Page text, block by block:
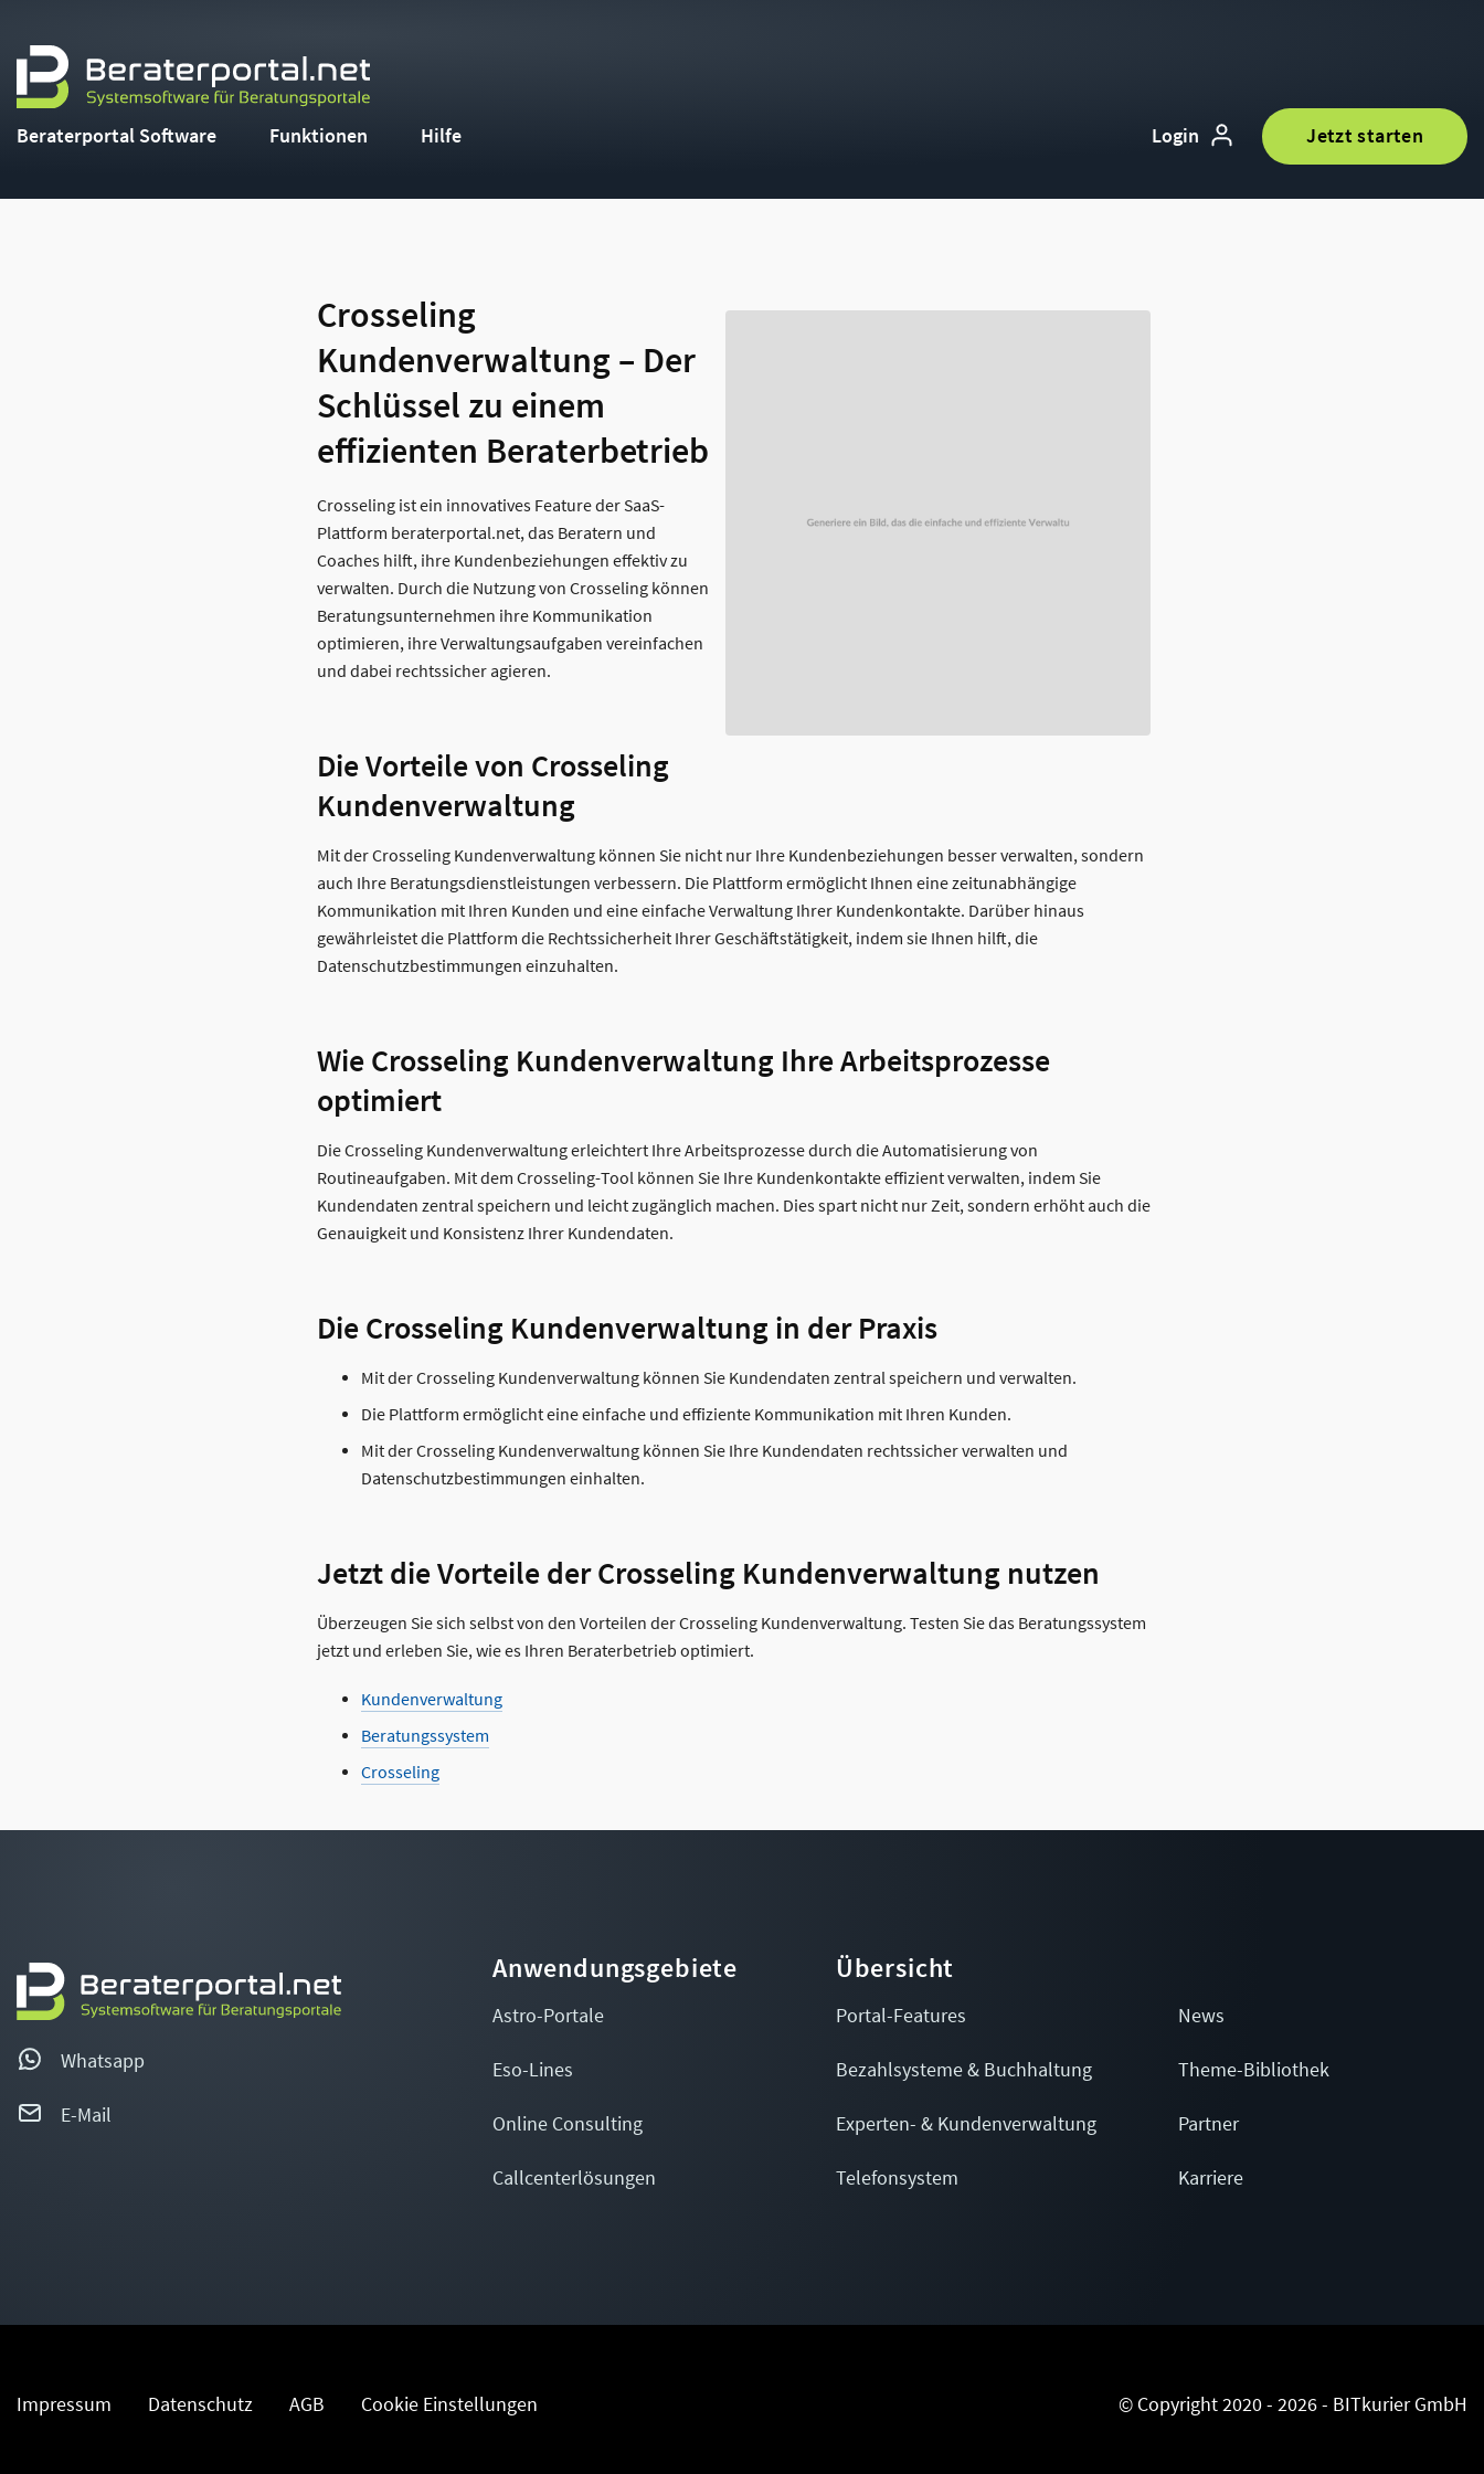
Beraterportal Software Funktionen Hilfe Login Jetzt starten
Crosseling
Kundenverwaltung – Der
Schlüssel zu einem
effizienten Beraterbetrieb
Crosseling ist ein innovatives Feature der SaaS-
Plattform beraterportal.net, das Beratern und
Coaches hilft, ihre Kundenbeziehungen effektiv zu
verwalten. Durch die Nutzung von Crosseling können
Beratungsunternehmen ihre Kommunikation
optimieren, ihre Verwaltungsaufgaben vereinfachen
und dabei rechtssicher agieren.
Die Vorteile von Crosseling
Kundenverwaltung
Mit der Crosseling Kundenverwaltung können Sie nicht nur Ihre Kundenbeziehungen besser verwalten, sondern
auch Ihre Beratungsdienstleistungen verbessern. Die Plattform ermöglicht Ihnen eine zeitunabhängige
Kommunikation mit Ihren Kunden und eine einfache Verwaltung Ihrer Kundenkontakte. Darüber hinaus
gewährleistet die Plattform die Rechtssicherheit Ihrer Geschäftstätigkeit, indem sie Ihnen hilft, die
Datenschutzbestimmungen einzuhalten.
Wie Crosseling Kundenverwaltung Ihre Arbeitsprozesse
optimiert
Die Crosseling Kundenverwaltung erleichtert Ihre Arbeitsprozesse durch die Automatisierung von
Routineaufgaben. Mit dem Crosseling-Tool können Sie Ihre Kundenkontakte effizient verwalten, indem Sie
Kundendaten zentral speichern und leicht zugänglich machen. Dies spart nicht nur Zeit, sondern erhöht auch die
Genauigkeit und Konsistenz Ihrer Kundendaten.
Die Crosseling Kundenverwaltung in der Praxis
Mit der Crosseling Kundenverwaltung können Sie Kundendaten zentral speichern und verwalten.
Die Plattform ermöglicht eine einfache und effiziente Kommunikation mit Ihren Kunden.
Mit der Crosseling Kundenverwaltung können Sie Ihre Kundendaten rechtssicher verwalten und
Datenschutzbestimmungen einhalten.
Jetzt die Vorteile der Crosseling Kundenverwaltung nutzen
Überzeugen Sie sich selbst von den Vorteilen der Crosseling Kundenverwaltung. Testen Sie das Beratungssystem
jetzt und erleben Sie, wie es Ihren Beraterbetrieb optimiert.
Kundenverwaltung
Beratungssystem
Crosseling
Whatsapp
E-Mail
Anwendungsgebiete
Astro-Portale
Eso-Lines
Online Consulting
Callcenterlösungen
Übersicht
Portal-Features
Bezahlsysteme & Buchhaltung
Experten- & Kundenverwaltung
Telefonsystem
News
Theme-Bibliothek
Partner
Karriere
Impressum Datenschutz AGB Cookie Einstellungen © Copyright 2020 - 2026 - BITkurier GmbH